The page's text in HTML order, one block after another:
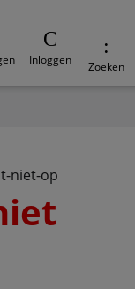
Inloggen Zoeken
niet-op